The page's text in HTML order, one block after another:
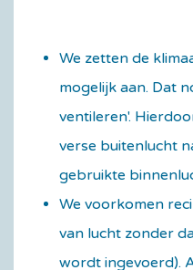
We zetten de
mogelijk aan. Dat
ventileren'.
verse buitenlucht
gebruikte
We voorkomen
van lucht zonder
wordt ingevoerd).